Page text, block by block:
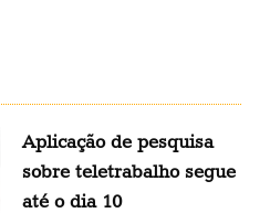
Aplicação de pesquisa
sobre teletrabalho segue
até o dia 10